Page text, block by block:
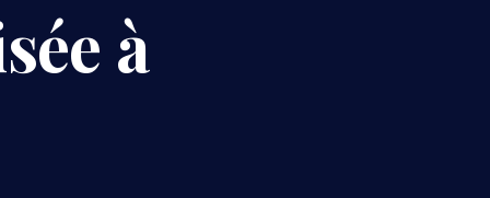
à